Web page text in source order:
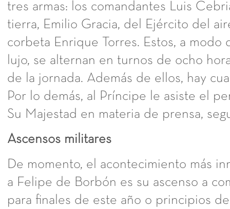
tres armas: los comandantes Luis
tierra, Emilio Gracia, del Ejército del
corbeta Enrique Torres. Estos, a modo
lujo, se alternan en turnos de ocho
de la jornada. Además de ellos, hay
Por lo demás, al Príncipe le asiste el
Su Majestad en materia de prensa,
Ascensos militares
De momento, el acontecimiento más
a Felipe de Borbón es su ascenso a
para finales de este año o principios